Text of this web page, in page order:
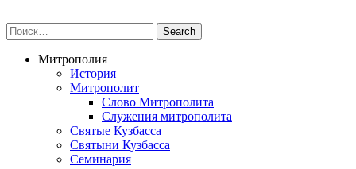
Митрополия
История
Митрополит
Слово Митрополита
Служения митрополита
Святые Кузбасса
Святыни Кузбасса
Семинария